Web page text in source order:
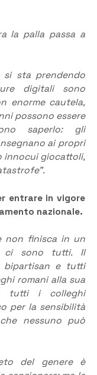
la palla passa a
si sta prendendo
digitali sono
enorme cautela,
possono essere
saperlo: gli
ai propri
innocui giocattoli,
entrare in vigore
nazionale.
non finisca in un
ci sono tutti. Il
bipartisan e tutti
romani alla sua
tutti i colleghi
per la sensibilità
nessuno può
del genere è